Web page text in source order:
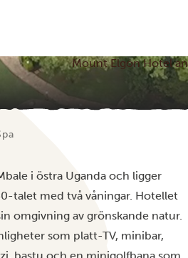
Mount Elgon Hotel
i östra Uganda och ligger
talet med två våningar. Hotellet
omgivning av grönskande natur.
som platt-TV, minibar,